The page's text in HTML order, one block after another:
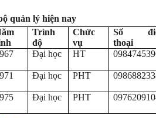
quản lý hiện nay
Trình
độ
Chức
vụ
Số
thoại
Đại học HT
Đại học PHT
Đại học PHT